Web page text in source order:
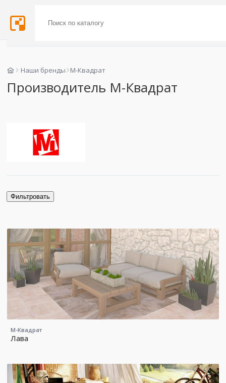
Наши бренды М-Квадрат
Производитель М-Квадрат
Фильтровать
М-Квадрат
Лава